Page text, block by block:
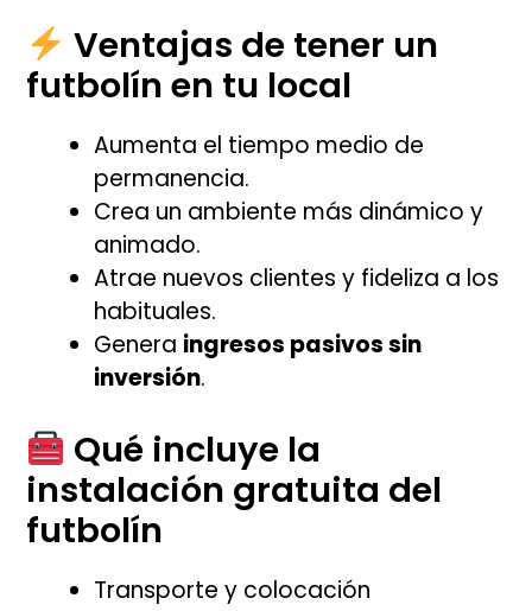
Ventajas de tener un
futbolín en tu local
Aumenta el tiempo medio de
permanencia.
Crea un ambiente más dinámico y
animado.
Atrae nuevos clientes y fideliza a los
habituales.
Genera ingresos pasivos sin
inversión.
Qué incluye la
instalación gratuita del
futbolín
Transporte y colocación